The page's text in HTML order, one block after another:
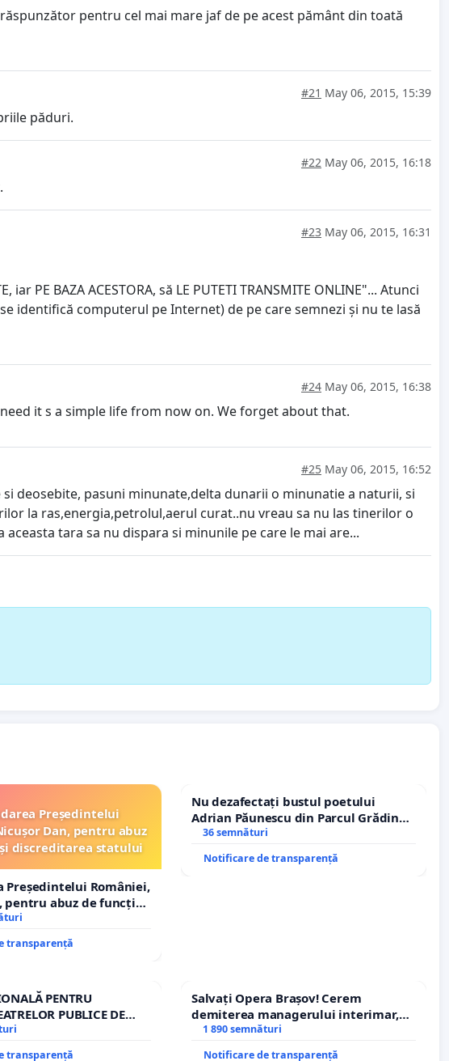
pentru cel mai mare jaf de pe acest pământ din toată
#21 May 06, 2015, 15:39
păduri.
#22 May 06, 2015, 16:18
#23 May 06, 2015, 16:31
iar PE BAZA ACESTORA, să LE PUTETI TRANSMITE ONLINE"... Atunci
identifică computerul pe Internet) de pe care semnezi și nu te lasă
#24 May 06, 2015, 16:38
it s a simple life from now on. We forget about that.
#25 May 06, 2015, 16:52
deosebite, pasuni minunate,delta dunarii o minunatie a naturii, si
la ras,energia,petrolul,aerul curat..nu vreau sa nu las tinerilor o
tara sa nu dispara si minunile pe care le mai are...
Președintelui
Dan, pentru abuz
discreditarea statului
Președintelui României,
pentru abuz de funcție
statului
transparență
Nu dezafectați bustul poetului
Adrian Păunescu din Parcul Grădina
Icoanei! Stop cenzurii culturale!
36 semnături
Notificare de transparență
PENTRU
PUBLICE DE
DIN ROMÂNIA
transparență
Salvați Opera Brașov! Cerem
demiterea managerului interimar,
Petrean Lucian-Marius!
1 890 semnături
Notificare de transparență